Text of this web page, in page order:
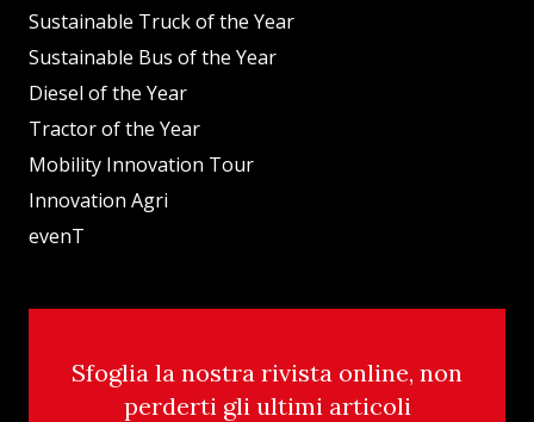
Sustainable Truck of the Year
Sustainable Bus of the Year
Diesel of the Year
Tractor of the Year
Mobility Innovation Tour
Innovation Agri
evenT
Sfoglia la nostra rivista online, non
perderti gli ultimi articoli